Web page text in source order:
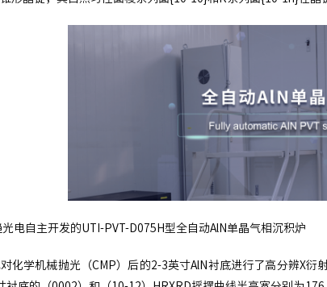
光电自主开发的UTI-PVT-D075H型全自动AlN单晶气相沉积炉
化学机械抛光（CMP）后的2-3英寸AlN衬底进行了高分辨X